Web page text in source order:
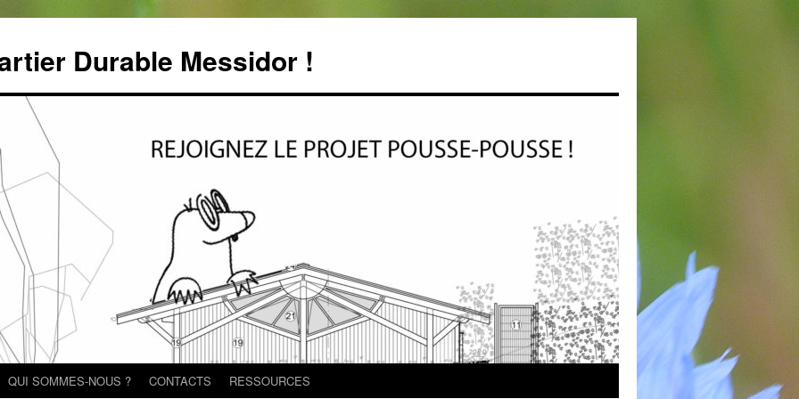
Durable Messidor !
QUI SOMMES-NOUS ? CONTACTS RESSOURCES